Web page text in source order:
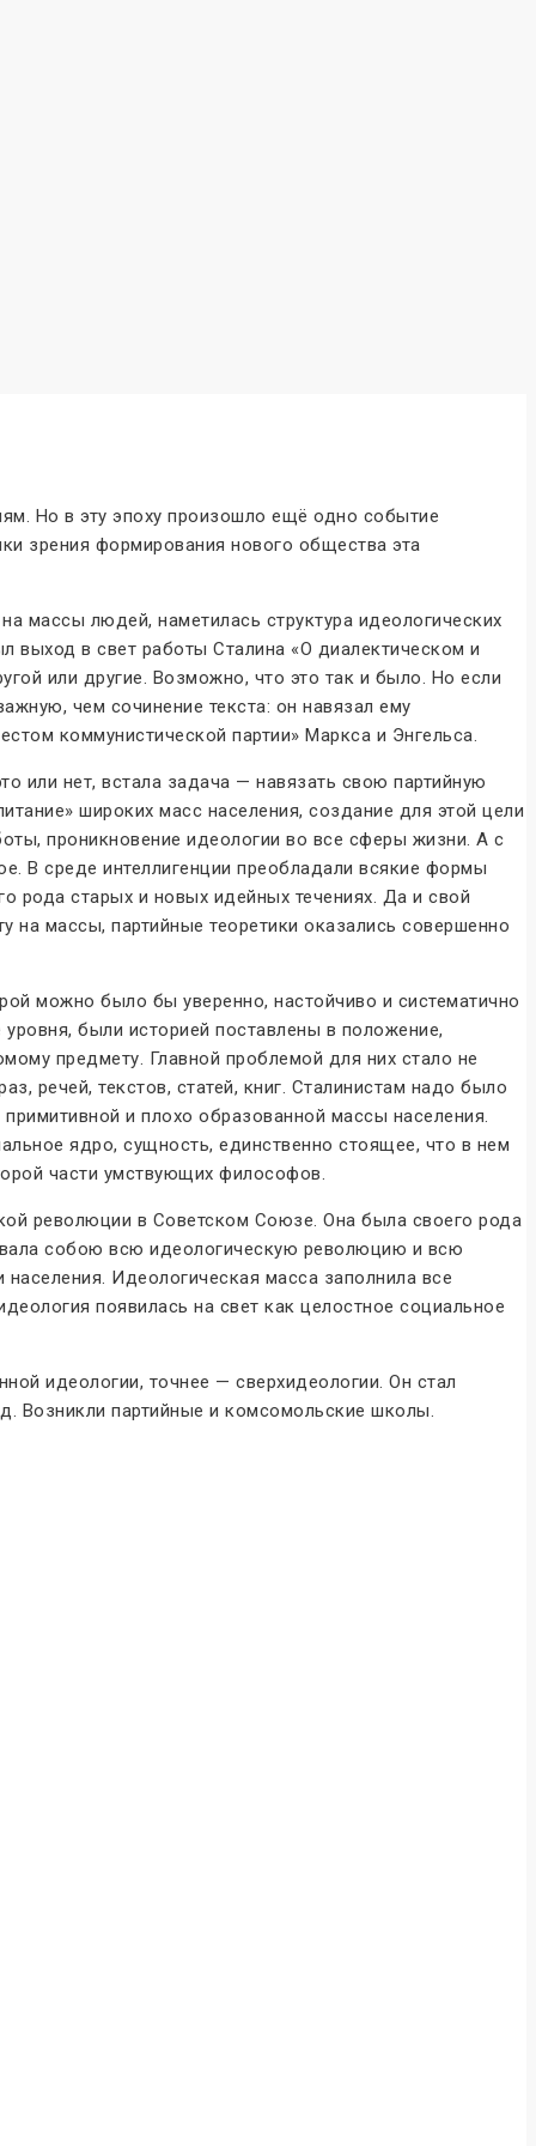
Но в эту эпоху произошло ещё одно событие
зрения формирования нового общества эта
массы людей, наметилась структура идеологических
выход в свет работы Сталина «О диалектическом и
или другие. Возможно, что это так и было. Но если
чем сочинение текста: он навязал ему
коммунистической партии» Маркса и Энгельса.
или нет, встала задача — навязать свою партийную
широких масс населения, создание для этой цели
проникновение идеологии во все сферы жизни. А с
В среде интеллигенции преобладали всякие формы
рода старых и новых идейных течениях. Да и свой
на массы, партийные теоретики оказались совершенно
можно было бы уверенно, настойчиво и систематично
были историей поставлены в положение,
предмету. Главной проблемой для них стало не
речей, текстов, статей, книг. Сталинистам надо было
и плохо образованной массы населения.
ядро, сущность, единственно стоящее, что в нем
части умствующих философов.
революции в Советском Союзе. Она была своего рода
собою всю идеологическую революцию и всю
Идеологическая масса заполнила все
появилась на свет как целостное социальное
идеологии, точнее — сверхидеологии. Он стал
Возникли партийные и комсомольские школы.